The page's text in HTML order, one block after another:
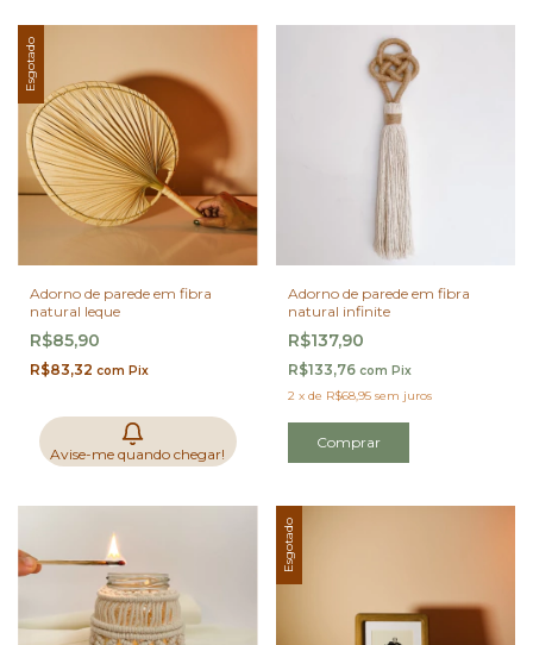
Esgotado
Adorno de parede em fibra
natural leque
R$85,90
R$83,32 com Pix
Avise-me quando chegar!
Adorno de parede em fibra
natural infinite
R$137,90
R$133,76 com Pix
2 x de R$68,95 sem juros
Esgotado